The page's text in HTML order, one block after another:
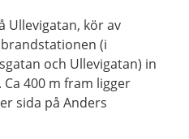
Ullevigatan, kör av
(i
och Ullevigatan) in
400 m fram ligger
sida på Anders